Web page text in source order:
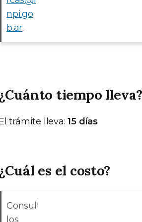
npi.go
b.ar.
tiempo lleva?
trámite lleva:15 días
es el costo?
Consultá
los